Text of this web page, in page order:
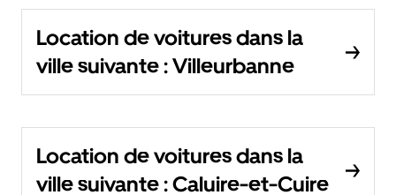
Location de voitures dans la
ville suivante : Villeurbanne
Location de voitures dans la
ville suivante : Caluire-et-Cuire